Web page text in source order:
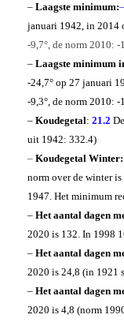
– Laagste minimum:–
januari 1942, in 2014
-9,7°, de norm 2010: -
– Laagste minimum
-24,7° op 27 januari
-9,3°, de norm 2010: -
– Koudegetal: 21.2
uit 1942: 332.4)
– Koudegetal Winter:
norm over de winter
1947. Het minimum
– Het aantal dagen
2020 is 132. In 1998
– Het aantal dagen
2020 is 24,8 (in 1921
– Het aantal dagen
2020 is 4,8 (norm